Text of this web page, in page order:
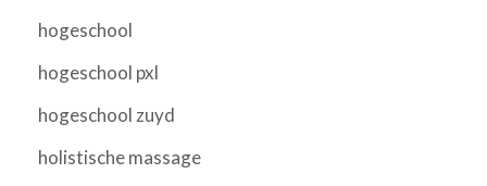
hogeschool
hogeschool pxl
hogeschool zuyd
holistische massage